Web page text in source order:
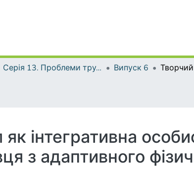
Серія 13. Проблеми трудової та професійної підготовки Випуск 6
інтегративна
з адаптивного